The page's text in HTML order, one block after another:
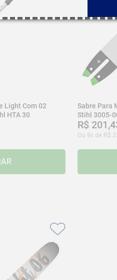
Light Com 02
HTA 30
Sabre Para
Stihl 3005-
R$ 201,
Ou 9x de R$